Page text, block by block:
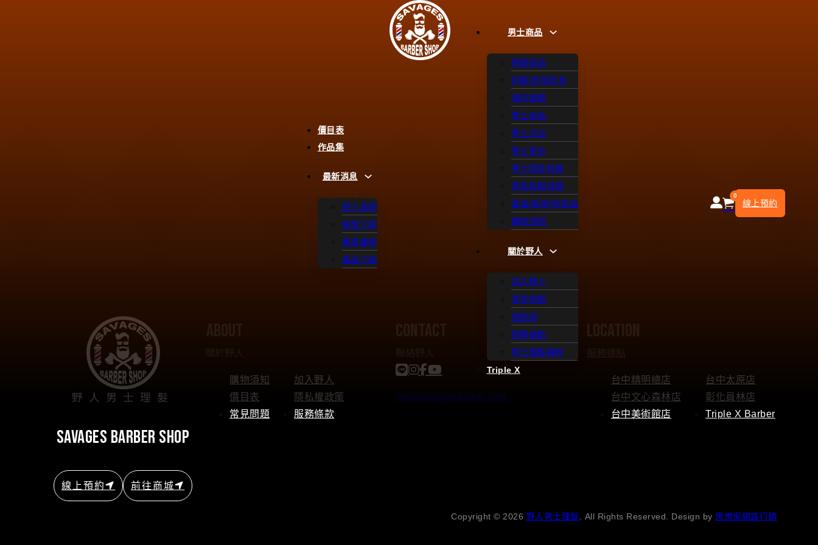
價目表
作品集
最新消息
野人桌遊
髮型介紹
教育課程
產品介紹
男士商品
熱銷商品
刮鬍/造型梳具
潮流服飾
男士商品
男士沐浴
男士香水
男士頭皮保養
男性臉部保養
髮油/髮膠/造型品
購物須知
關於野人
加入野人
常見問題
理髮師
服務據點
男士理髮課程
Triple X
0
線上預約
野人男士理髮
savages barber shop
線上預約 前往商城
購物須知
價目表
常見問題
加入野人
隱私權政策
服務條款
info@savagesbarber.com
台中精明總店
台中文心森林店
台中美術館店
台中太原店
彰化員林店
Triple X Barber
Copyright © 2026 野人男士理髮 . All Rights Reserved. Design by 思想家網路行銷